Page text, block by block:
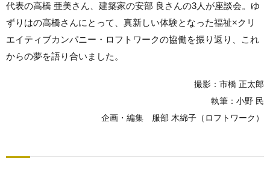
代表の高橋 亜美さん、建築家の安部 良さんの3人が座談会。ゆ
ずりはの高橋さんにとって、真新しい体験となった福祉×クリ
エイティブカンパニー・ロフトワークの協働を振り返り、これ
からの夢を語り合いました。
撮影：市橋 正太郎
執筆：小野 民
企画・編集 服部 木綿子（ロフトワーク）